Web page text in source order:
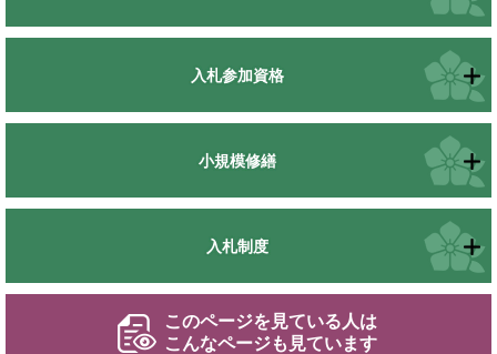
入札参加資格
小規模修繕
入札制度
このページを見ている人は
こんなページも見ています